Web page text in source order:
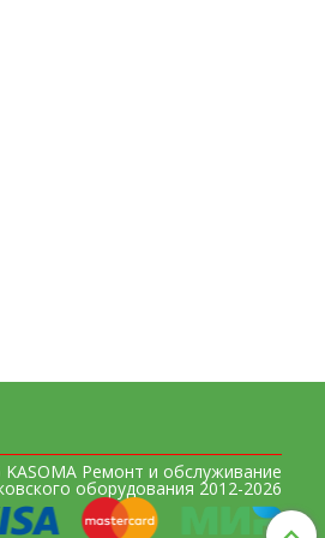
Ремонт и обслуживание
оборудования 2012-2026